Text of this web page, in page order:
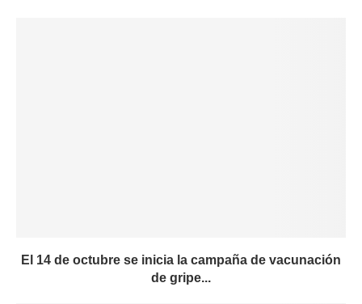
El 14 de octubre se inicia la campaña de vacunación
de gripe...